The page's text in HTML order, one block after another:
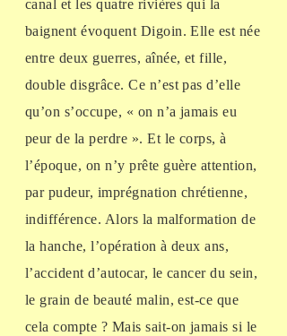
canal et les quatre rivières qui la
baignent évoquent Digoin. Elle est née
entre deux guerres, aînée, et fille,
double disgrâce. Ce n’est pas d’elle
qu’on s’occupe, « on n’a jamais eu
peur de la perdre ». Et le corps, à
l’époque, on n’y prête guère attention,
par pudeur, imprégnation chrétienne,
indifférence. Alors la malformation de
la hanche, l’opération à deux ans,
l’accident d’autocar, le cancer du sein,
le grain de beauté malin, est-ce que
cela compte ? Mais sait-on jamais si le